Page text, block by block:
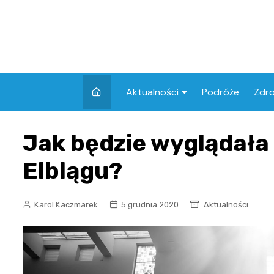
Aktualności Podróże
Jak będzie
Elblągu?
Karol Kaczmarek 5 grudnia 2020 Aktualności